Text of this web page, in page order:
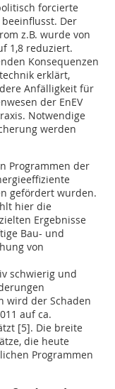
forcierte
Der
z.B. wurde von
1,8 reduziert.
Konsequenzen
erklärt,
Anfälligkeit für
der EnEV
Notwendige
werden
Programmen der
gefördert wurden.
hier die
Ergebnisse
Bau- und
von
schwierig und
wird der Schaden
auf ca.
[5]. Die breite
die heute
Programmen